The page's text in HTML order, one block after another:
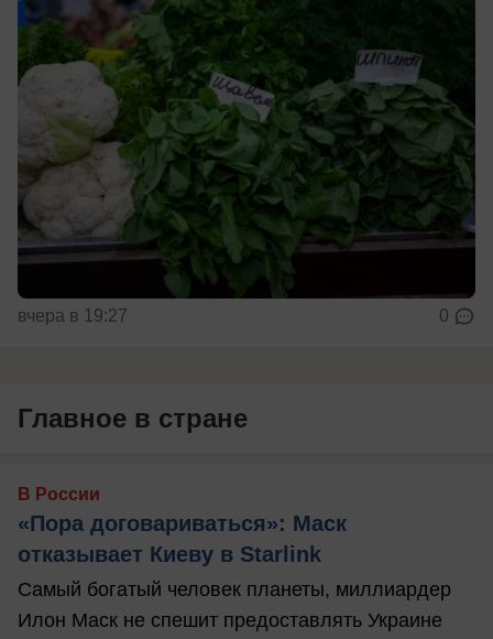
вчера в 19:27 0
Главное в стране
В России
«Пора договариваться»: Маск
отказывает Киеву в Starlink
Самый богатый человек планеты, миллиардер
Илон Маск не спешит предоставлять Украине